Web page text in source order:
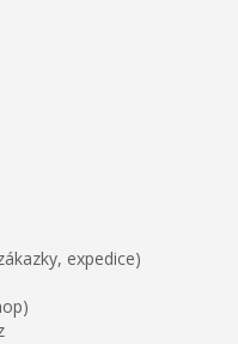
expedice)